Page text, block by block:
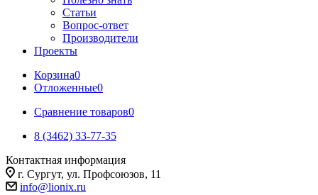
Статьи
Вопрос-ответ
Производители
Проекты
Корзина0
Отложенные0
Сравнение товаров0
8 (3462) 33-77-35
Контактная информация
г. Сургут, ул. Профсоюзов, 11
info@lionix.ru